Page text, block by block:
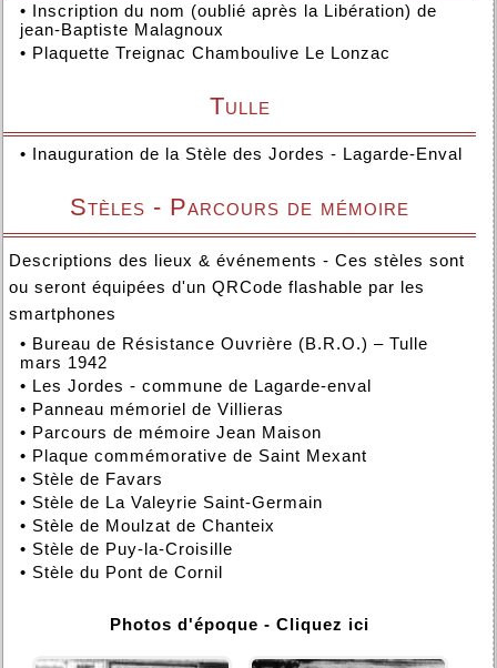
• Inscription du nom (oublié après la Libération) de
jean-Baptiste Malagnoux
• Plaquette Treignac Chamboulive Le Lonzac
Tulle
• Inauguration de la Stèle des Jordes - Lagarde-Enval
Stèles - Parcours de mémoire
Descriptions des lieux & événements - Ces stèles sont
ou seront équipées d'un QRCode flashable par les
smartphones
• Bureau de Résistance Ouvrière (B.R.O.) – Tulle
mars 1942
• Les Jordes - commune de Lagarde-enval
• Panneau mémoriel de Villieras
• Parcours de mémoire Jean Maison
• Plaque commémorative de Saint Mexant
• Stèle de Favars
• Stèle de La Valeyrie Saint-Germain
• Stèle de Moulzat de Chanteix
• Stèle de Puy-la-Croisille
• Stèle du Pont de Cornil
Photos d'époque - Cliquez ici